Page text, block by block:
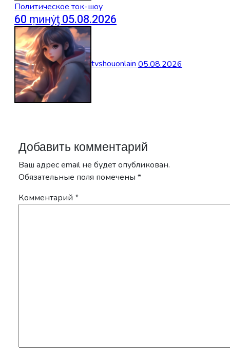
Политическое ток-шоу
60 ṃинẏƫ 05.08.2026
tvshouonlain05.08.2026
Добавить комментарий
Ваш адрес email не будет опубликован.
Обязательные поля помечены *
Комментарий *